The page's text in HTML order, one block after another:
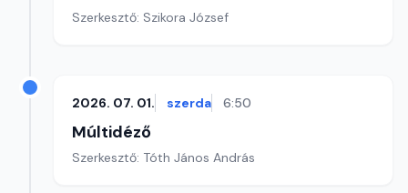
Szerkesztő: Szikora József
2026. 07. 01. szerda 6:50
Múltidéző
Szerkesztő: Tóth János András